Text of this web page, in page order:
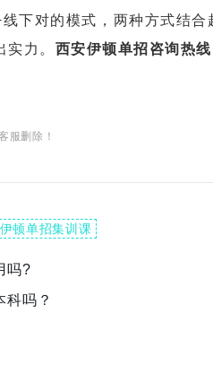
下对的模式，两种方式结
力。 西安伊顿单招咨询热线
服删除！
伊顿单招集训课
吗?
科吗？